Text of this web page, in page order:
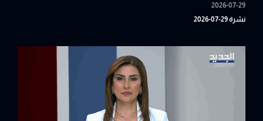
2026-07-29
نشرة 29-07-2026